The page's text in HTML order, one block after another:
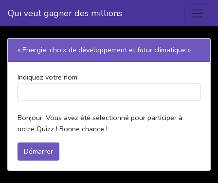
Qui veut gagner des millions
« Energie, choix de développement et futur climatique »
Indiquez votre nom
Bonjour, Vous avez été sélectionné pour participer à
notre Quizz ! Bonne chance !